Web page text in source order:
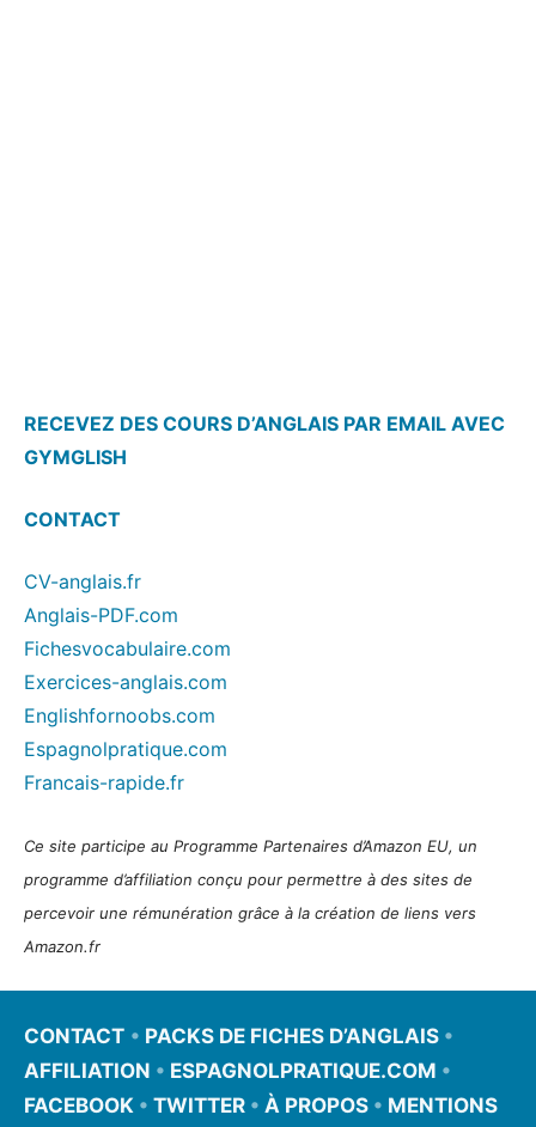
RECEVEZ DES COURS D’ANGLAIS PAR EMAIL AVEC
GYMGLISH
CONTACT
CV-anglais.fr
Anglais-PDF.com
Fichesvocabulaire.com
Exercices-anglais.com
Englishfornoobs.com
Espagnolpratique.com
Francais-rapide.fr
Ce site participe au Programme Partenaires d’Amazon EU, un
programme d’affiliation conçu pour permettre à des sites de
percevoir une rémunération grâce à la création de liens vers
Amazon.fr
CONTACT • PACKS DE FICHES D’ANGLAIS •
AFFILIATION • ESPAGNOLPRATIQUE.COM •
FACEBOOK • TWITTER • À PROPOS • MENTIONS